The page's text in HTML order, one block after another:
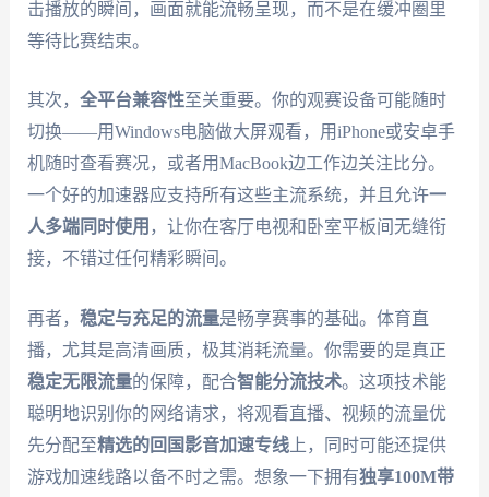
击播放的瞬间，画面就能流畅呈现，而不是在缓冲圈里
等待比赛结束。
其次， 全平台兼容性至关重要。你的观赛设备可能随时
切换——用Windows电脑做大屏观看，用iPhone或安卓手
机随时查看赛况，或者用MacBook边工作边关注比分。
一个好的加速器应支持所有这些主流系统，并且允许一
人多端同时使用 ，让你在客厅电视和卧室平板间无缝衔
接，不错过任何精彩瞬间。
再者， 稳定与充足的流量是畅享赛事的基础。体育直
播，尤其是高清画质，极其消耗流量。你需要的是真正
稳定无限流量的保障，配合智能分流技术。这项技术能
聪明地识别你的网络请求，将观看直播、视频的流量优
先分配至精选的回国影音加速专线上，同时可能还提供
游戏加速线路以备不时之需。想象一下拥有独享100M带